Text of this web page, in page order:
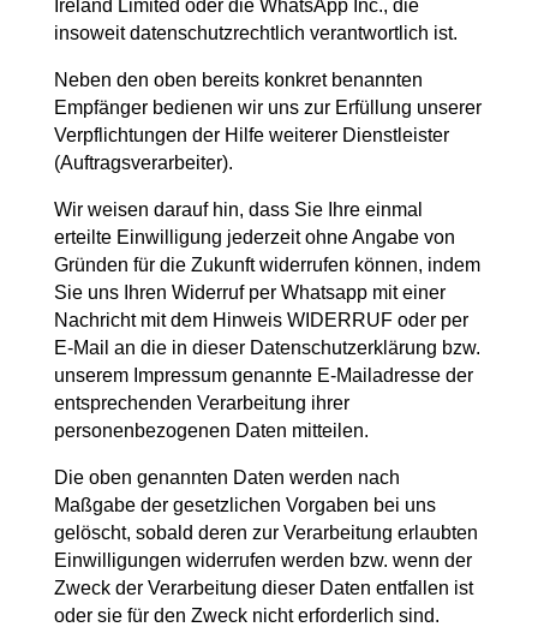
Ireland Limited oder die WhatsApp Inc., die
insoweit datenschutzrechtlich verantwortlich ist.
Neben den oben bereits konkret benannten
Empfänger bedienen wir uns zur Erfüllung unserer
Verpflichtungen der Hilfe weiterer Dienstleister
(Auftragsverarbeiter).
Wir weisen darauf hin, dass Sie Ihre einmal
erteilte Einwilligung jederzeit ohne Angabe von
Gründen für die Zukunft widerrufen können, indem
Sie uns Ihren Widerruf per Whatsapp mit einer
Nachricht mit dem Hinweis WIDERRUF oder per
E-Mail an die in dieser Datenschutzerklärung bzw.
unserem Impressum genannte E-Mailadresse der
entsprechenden Verarbeitung ihrer
personenbezogenen Daten mitteilen.
Die oben genannten Daten werden nach
Maßgabe der gesetzlichen Vorgaben bei uns
gelöscht, sobald deren zur Verarbeitung erlaubten
Einwilligungen widerrufen werden bzw. wenn der
Zweck der Verarbeitung dieser Daten entfallen ist
oder sie für den Zweck nicht erforderlich sind.